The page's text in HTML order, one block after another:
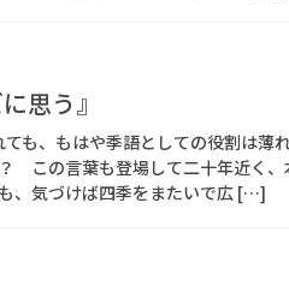
思う』
も、もはや季語としての役割は薄
この言葉も登場して二十年近く
、気づけば四季をまたいで広 […]